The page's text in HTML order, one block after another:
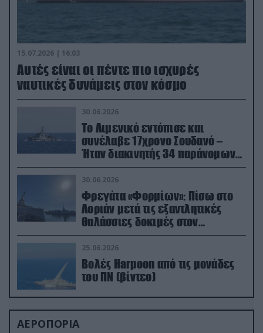
15.07.2026 | 16:03
Aυτές είναι οι πέντε πιο ισχυρές
ναυτικές δυνάμεις στον κόσμο
30.06.2026
Το Λιμενικό εντόπισε και
συνέλαβε 17χρονο Σουδανό –
Ήταν διακινητής 34 παράνομων
μεταναστών
30.06.2026
Φρεγάτα «Φορμίων»: Πίσω στο
Λοριάν μετά τις εξαντλητικές
θαλάσσιες δοκιμές στον
απαιτητικό Βισκαϊκό
25.06.2026
Βολές Harpoon από τις μονάδες
του ΠΝ (βίντεο)
ΑΕΡΟΠΟΡΙΑ